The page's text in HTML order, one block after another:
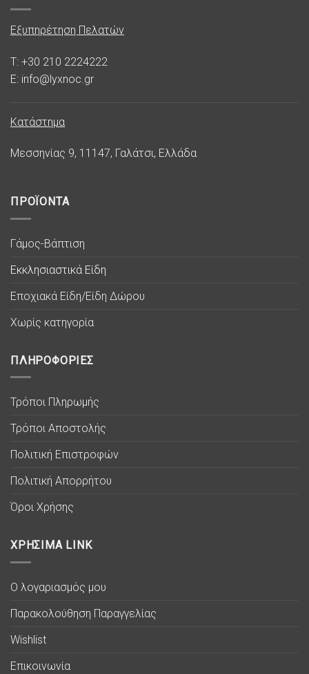
Εξυπηρέτηση Πελατών
T: +30 210 2224222
E: info@lyxnoc.gr
Κατάστημα
Μεσσηνίας 9, 11147, Γαλάτσι, Ελλάδα
ΠΡΟΪΟΝΤΑ
Γάμος-Βάπτιση
Εκκλησιαστικά Είδη
Εποχιακά Είδη/Είδη Δώρου
Χωρίς κατηγορία
ΠΛΗΡΟΦΟΡΙΕΣ
Τρόποι Πληρωμής
Τρόποι Αποστολής
Πολιτική Επιστροφών
Πολιτική Απορρήτου
Όροι Χρήσης
ΧΡΗΣΙΜΑ LINK
Ο λογαριασμός μου
Παρακολούθηση Παραγγελίας
Wishlist
Επικοινωνία